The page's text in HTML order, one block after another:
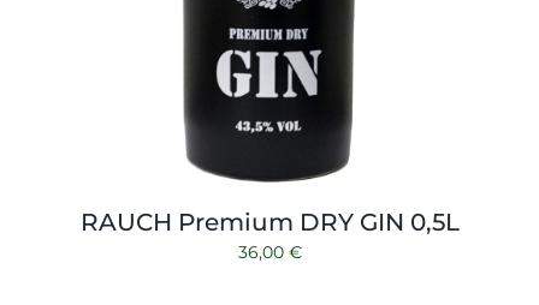
RAUCH Premium DRY GIN 0,5L
36,00 €